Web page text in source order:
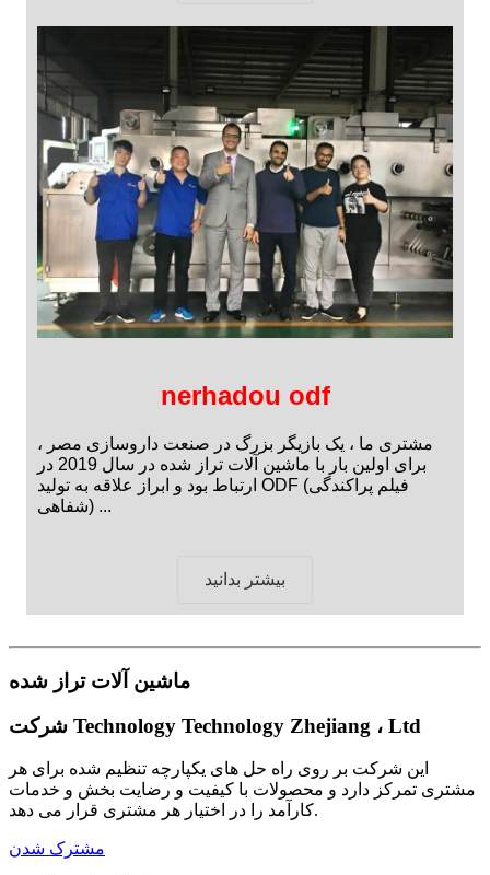
nerhadou odf
مشتری ما ، یک بازیگر بزرگ در صنعت داروسازی مصر ،
برای اولین بار با ماشین آلات تراز شده در سال 2019 در
ارتباط بود و ابراز علاقه به تولید ODF (فیلم پراکندگی
شفاهی) ...
بیشتر بدانید
ماشین آلات تراز شده
شرکت Technology Technology Zhejiang ، Ltd
این شرکت بر روی راه حل های یکپارچه تنظیم شده برای هر
مشتری تمرکز دارد و محصولات با کیفیت و رضایت بخش و خدمات
کارآمد را در اختیار هر مشتری قرار می دهد.
مشترک شدن